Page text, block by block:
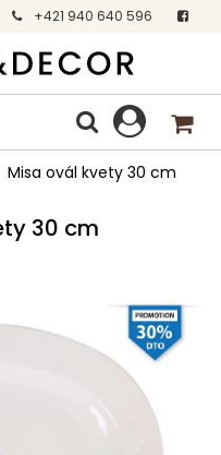
+421 940 640 596
Misa ovál kvety 30 cm
30 cm